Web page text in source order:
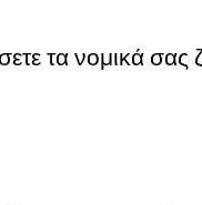
τα νομικά σας